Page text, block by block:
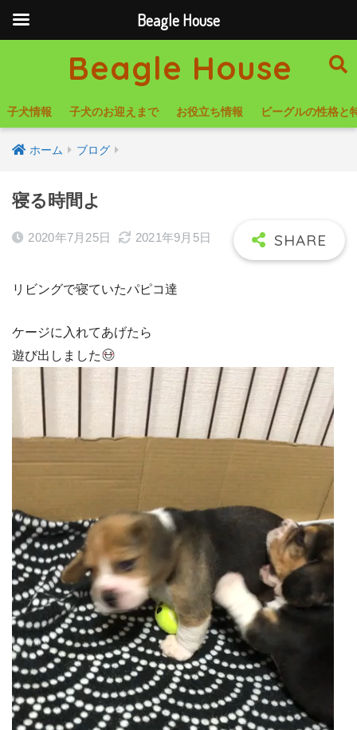
Beagle House
子犬情報 子犬のお迎えまで お役立ち情報 ビーグルの性格と
ホーム ブログ
寝る時間よ
2020年7月25日 2021年9月5日
リビングで寝ていたパピコ達
ケージに入れてあげたら
遊び出しました
Beagle House